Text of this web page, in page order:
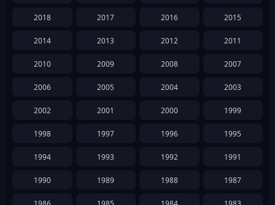
2018 2017 2016 2015
2014 2013 2012 2011
2010 2009 2008 2007
2006 2005 2004 2003
2002 2001 2000 1999
1998 1997 1996 1995
1994 1993 1992 1991
1990 1989 1988 1987